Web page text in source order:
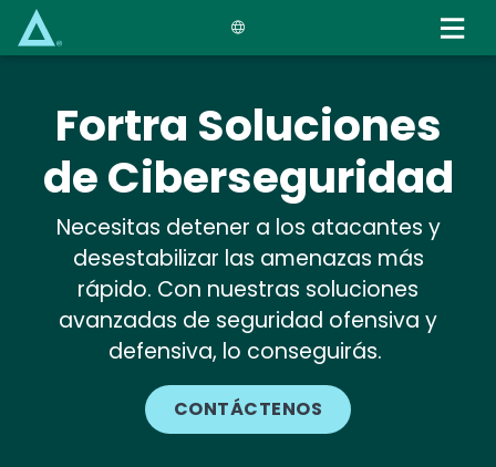
Fortra Soluciones
de Ciberseguridad
Necesitas detener a los atacantes y
desestabilizar las amenazas más
rápido. Con nuestras soluciones
avanzadas de seguridad ofensiva y
defensiva, lo conseguirás.
CONTÁCTENOS